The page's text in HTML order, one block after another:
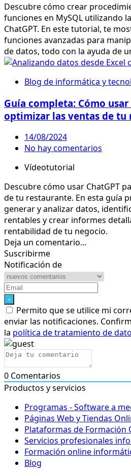
Descubre cómo crear
funciones en MySQL utilizando
ChatGPT. En este tutorial, te
funciones avanzadas para
de datos, todo con la ayuda de
Blog de informática y
Guía completa: Cómo usar
optimizar las ventas de tu
14/08/2024
No hay comentarios
Vídeotutorial
Descubre cómo usar ChatGPT
de tu restaurante. En esta guía
generar y analizar datos,
rentables y crear informes
rentabilidad de tu negocio.
Deja un comentario...
Suscribirme
Notificación de
Permito que se utilice mi
enviar las notificaciones.
la política de tratamiento de
0 Comentarios
Productos y servicios
Programas - Software a
Páginas Web y Tiendas
Plataformas de Formación
Servicios profesionales
Formación online
Blog